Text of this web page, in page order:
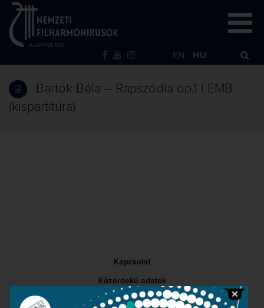
EN HU
Bartók Béla – Rapszódia op.1 | EMB
(kispartitúra)
Kapcsolat
Közérdekű adatok
Sajtószoba